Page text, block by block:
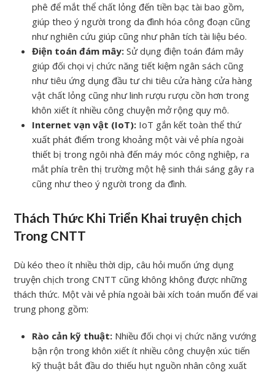
phê để mắt thể chất lỏng đến tiền bạc tài bao gồm,
giúp theo ý người trong da đình hóa công đoạn cũng
như nghiên cứu giúp cũng như phân tích tài liệu béo.
Điện toán đám mây: Sử dụng điện toán đám mây
giúp đối chọi vị chức năng tiết kiệm ngân sách cũng
như tiêu ứng dụng đầu tư chi tiêu cửa hàng cửa hàng
vật chất lỏng cũng như linh rượu rượu cồn hơn trong
khôn xiết ít nhiều công chuyện mở rộng quy mô.
Internet vạn vật (IoT): IoT gắn kết toàn thể thứ
xuất phát điểm trong khoảng một vài vẻ phía ngoài
thiết bị trong ngôi nhà đến máy móc công nghiệp, ra
mắt phía trên thị trường một hệ sinh thái sáng gây ra
cũng như theo ý người trong da đình.
Thách Thức Khi Triển Khai truyện chịch
Trong CNTT
Dù kéo theo ít nhiều thời dịp, câu hỏi muốn ứng dụng
truyện chịch trong CNTT cũng không không được những
thách thức. Một vài vẻ phía ngoài bài xích toán muốn để vai
trung phong gồm:
Rào cản kỹ thuật: Nhiều đối chọi vị chức năng vướng
bận rộn trong khôn xiết ít nhiều công chuyện xúc tiến
kỹ thuật bắt đầu do thiếu hụt nguồn nhân công xuất